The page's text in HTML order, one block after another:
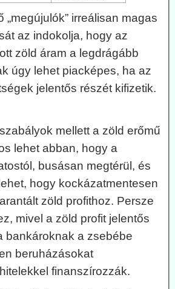
„megújulók” irreálisan magas
az indokolja, hogy az
zöld áram a legdrágább
úgy lehet piacképes, ha az
jelentős részét kifizetik.
mellett a zöld erőmű
lehet abban, hogy a
busásan megtérül, és
hogy kockázatmentesen
zöld profithoz. Persze
mivel a zöld profit jelentős
bankároknak a zsebébe
beruházásokat
finanszírozzák.